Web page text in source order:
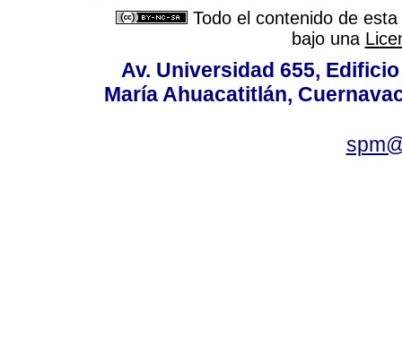
Todo el contenido de
bajo una
Av. Universidad 655,
María Ahuacatitlán,